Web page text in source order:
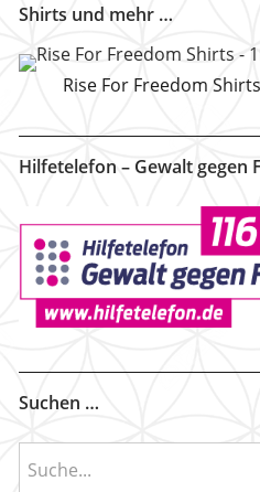
Shirts und mehr …
Rise For Freedom
Hilfetelefon – Gewalt gegen
Suchen …